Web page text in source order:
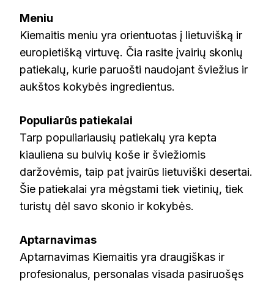
Meniu
Kiemaitis meniu yra orientuotas į lietuvišką ir
europietišką virtuvę. Čia rasite įvairių skonių
patiekalų, kurie paruošti naudojant šviežius ir
aukštos kokybės ingredientus.
Populiarūs patiekalai
Tarp populiariausių patiekalų yra kepta
kiauliena su bulvių koše ir šviežiomis
daržovėmis, taip pat įvairūs lietuviški desertai.
Šie patiekalai yra mėgstami tiek vietinių, tiek
turistų dėl savo skonio ir kokybės.
Aptarnavimas
Aptarnavimas Kiemaitis yra draugiškas ir
profesionalus, personalas visada pasiruošęs